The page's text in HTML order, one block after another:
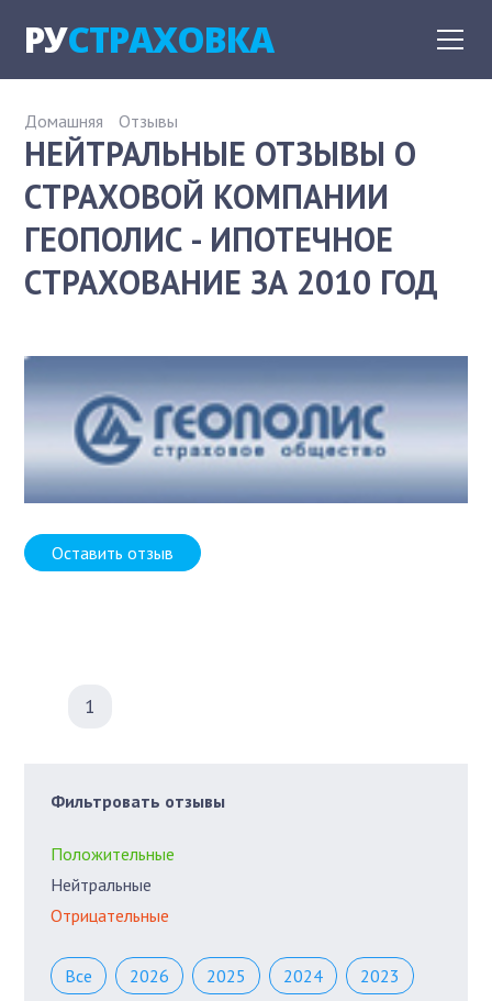
РУСТРАХОВКА
Домашняя Отзывы
НЕЙТРАЛЬНЫЕ ОТЗЫВЫ О
СТРАХОВОЙ КОМПАНИИ
ГЕОПОЛИС - ИПОТЕЧНОЕ
СТРАХОВАНИЕ ЗА 2010 ГОД
Оставить отзыв
1
Фильтровать отзывы
Положительные
Нейтральные
Отрицательные
Все 2026 2025 2024 2023